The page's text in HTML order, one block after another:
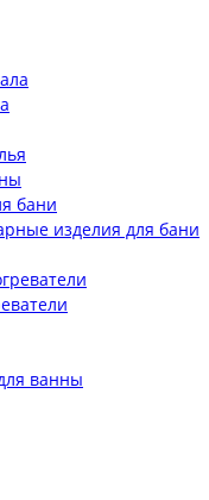
бани
изделия для бани
ванны